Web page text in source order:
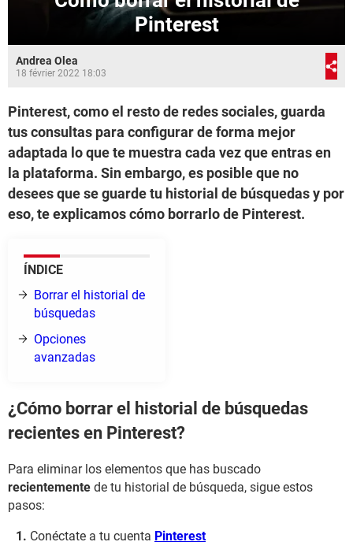
Pinterest
Andrea Olea
18 février 2022 18:03
Pinterest, como el resto de redes sociales, guarda
tus consultas para configurar de forma mejor
adaptada lo que te muestra cada vez que entras en
la plataforma. Sin embargo, es posible que no
desees que se guarde tu historial de búsquedas y por
eso, te explicamos cómo borrarlo de Pinterest.
ÍNDICE
Borrar el historial de
búsquedas
Opciones
avanzadas
¿Cómo borrar el historial de búsquedas
recientes en Pinterest?
Para eliminar los elementos que has buscado
recientemente de tu historial de búsqueda, sigue estos
pasos:
Conéctate a tu cuenta Pinterest